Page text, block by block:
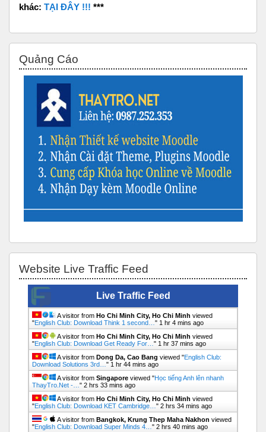
khác: TẠI ĐÂY !!! ***
Quảng Cáo
Website Live Traffic Feed
Live Traffic Feed
A visitor from Ho Chi Minh City, Ho Chi Minh viewed
"English Club: Download Think 1 second… " 1 hr 4 mins ago
A visitor from Ho Chi Minh City, Ho Chi Minh viewed
"English Club: Download Get Ready For… " 1 hr 37 mins ago
A visitor from Dong Da, Cao Bang viewed "English Club:
Download Solutions 3rd… " 1 hr 44 mins ago
A visitor from Singapore viewed "Học tiếng Anh lên nhanh
ThayTro.Net -… " 2 hrs 33 mins ago
A visitor from Ho Chi Minh City, Ho Chi Minh viewed
"English Club: Download KET Cambridge… " 2 hrs 34 mins ago
A visitor from Bangkok, Krung Thep Maha Nakhon viewed
"English Club: Download Super Minds 4… " 2 hrs 40 mins ago